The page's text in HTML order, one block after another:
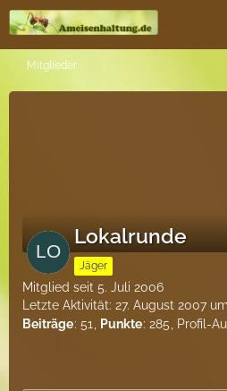
Mitglieder
Lokalrunde
Jäger
Mitglied seit 5. Juli 2006
Letzte Aktivität: 27. August 2007 um
Beiträge 51 Punkte 285 Profil-